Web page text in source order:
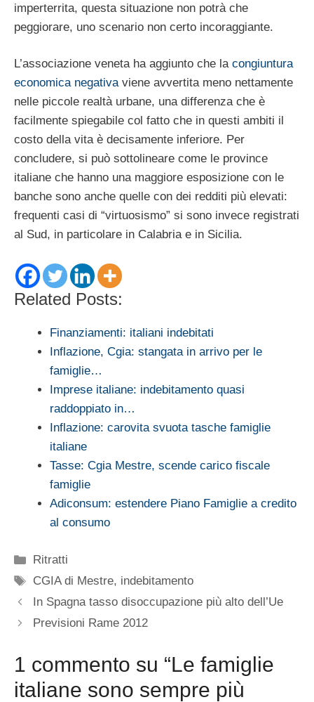
imperterrita, questa situazione non potrà che
peggiorare, uno scenario non certo incoraggiante.
L’associazione veneta ha aggiunto che la congiuntura
economica negativaviene avvertita meno nettamente
nelle piccole realtà urbane, una differenza che è
facilmente spiegabile col fatto che in questi ambiti il
costo della vita è decisamente inferiore. Per
concludere, si può sottolineare come le province
italiane che hanno una maggiore esposizione con le
banche sono anche quelle con dei redditi più elevati:
frequenti casi di “virtuosismo” si sono invece registrati
al Sud, in particolare in Calabria e in Sicilia.
Related Posts:
Finanziamenti: italiani indebitati
Inflazione, Cgia: stangata in arrivo per le
famiglie…
Imprese italiane: indebitamento quasi
raddoppiato in…
Inflazione: carovita svuota tasche famiglie
italiane
Tasse: Cgia Mestre, scende carico fiscale
famiglie
Adiconsum: estendere Piano Famiglie a credito
al consumo
Categorie
Ritratti
Tag
CGIA di Mestre, indebitamento
In Spagna tasso disoccupazione più alto dell’Ue
Previsioni Rame 2012
1 commento su “Le famiglie
italiane sono sempre più